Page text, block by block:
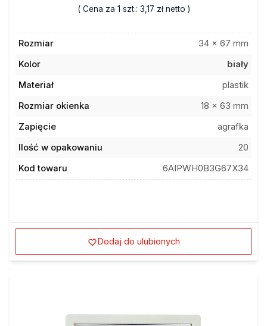
( Cena za 1 szt.: 3,17 złnetto )
Rozmiar
34 x 67 mm
Kolor
biały
Materiał
plastik
Rozmiar okienka
18 x 63 mm
Zapięcie
agrafka
Ilość w opakowaniu
20
Kod towaru
6AIPWH0B3G67X34
Dodaj do ulubionych